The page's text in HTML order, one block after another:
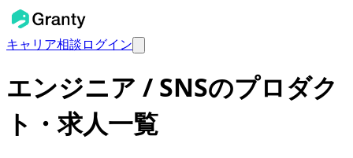
キャリア相談ログイン
エンジニア / SNSのプロダク
ト・求人一覧